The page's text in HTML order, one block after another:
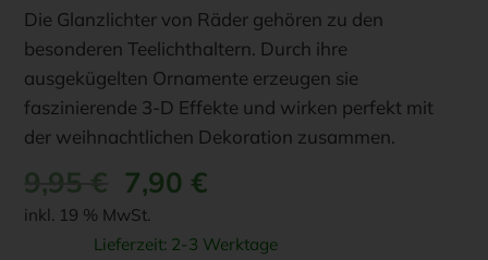
Die Glanzlichter von Räder gehören zu den
besonderen Teelichthaltern. Durch ihre
ausgekügelten Ornamente erzeugen sie
faszinierende 3-D Effekte und wirken perfekt mit
der weihnachtlichen Dekoration zusammen.
9,95 € Ursprünglicher
Preis
war:
7,90 €
ist:
inkl. 19 % MwSt.
Lieferzeit: 2-3 Werktage